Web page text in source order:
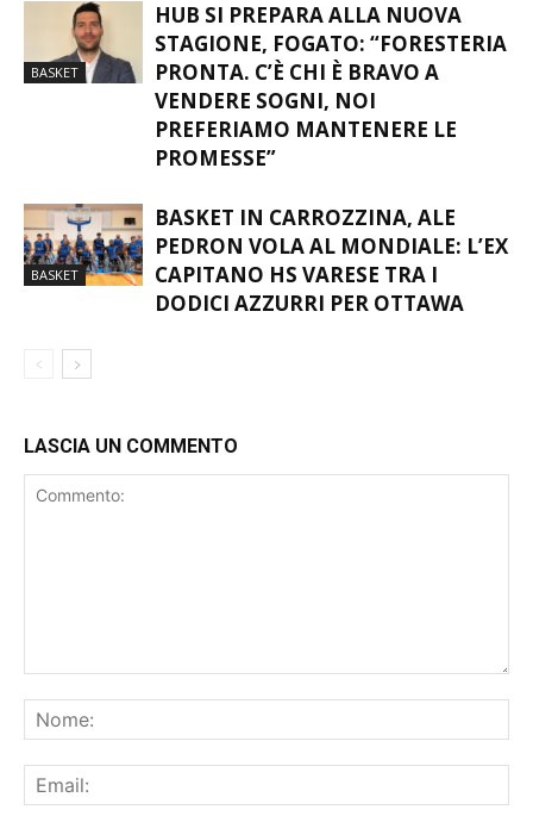
BASKET
HUB SI PREPARA ALLA NUOVA
STAGIONE, FOGATO: “FORESTERIA
PRONTA. C’È CHI È BRAVO A
VENDERE SOGNI, NOI
PREFERIAMO MANTENERE LE
PROMESSE”
BASKET
BASKET IN CARROZZINA, ALE
PEDRON VOLA AL MONDIALE: L’EX
CAPITANO HS VARESE TRA I
DODICI AZZURRI PER OTTAWA
LASCIA UN COMMENTO